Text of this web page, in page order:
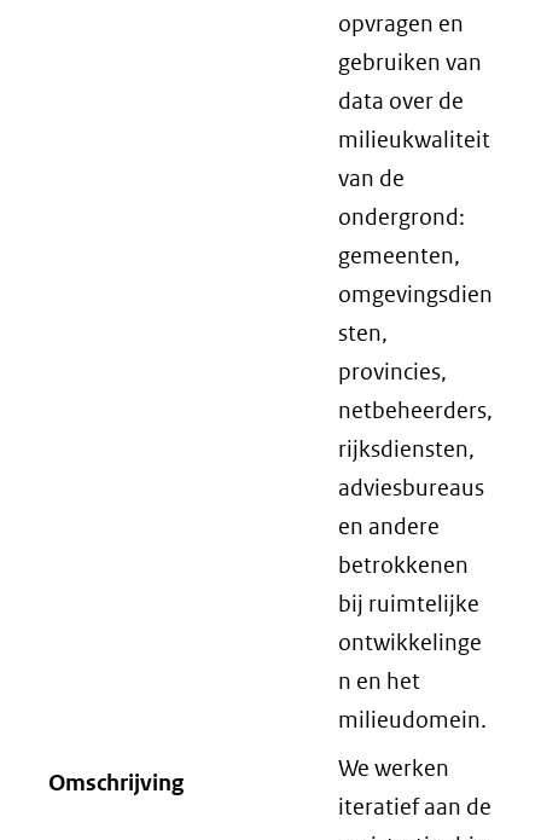
opvragen en
gebruiken van
data over de
milieukwaliteit
van de
ondergrond:
gemeenten,
omgevingsdien
sten,
provincies,
netbeheerders,
rijksdiensten,
adviesbureaus
en andere
betrokkenen
bij ruimtelijke
ontwikkelinge
n en het
milieudomein.
Omschrijving
We werken
iteratief aan de